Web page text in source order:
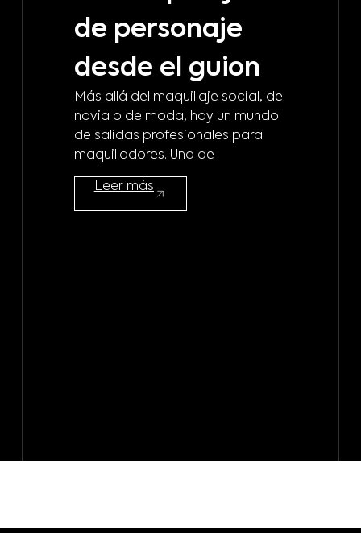
de personaje
desde el guion
Más allá del maquillaje social, de
novia o de moda, hay un mundo
de salidas profesionales para
maquilladores. Una de
Leer más